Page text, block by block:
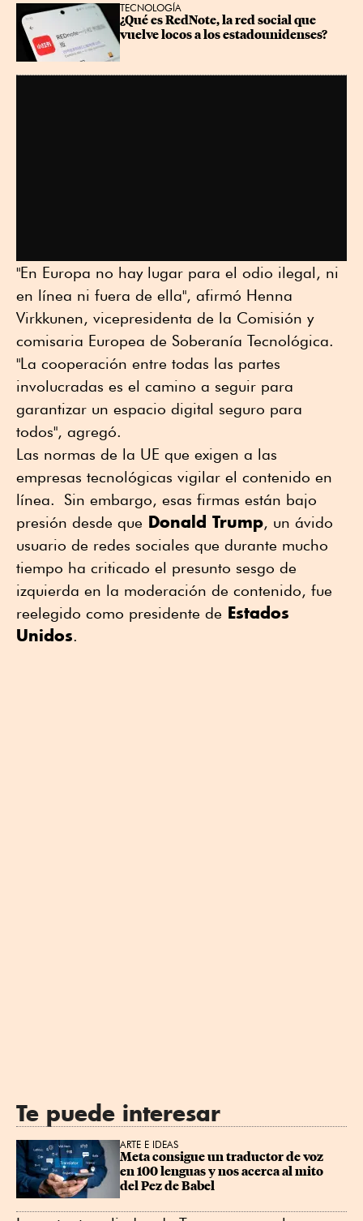
TECNOLOGÍA
¿Qué es RedNote, la red social que
vuelve locos a los estadounidenses?
"En Europa no hay lugar para el odio ilegal, ni
en línea ni fuera de ella", afirmó Henna
Virkkunen, vicepresidenta de la Comisión y
comisaria Europea de Soberanía Tecnológica.
"La cooperación entre todas las partes
involucradas es el camino a seguir para
garantizar un espacio digital seguro para
todos", agregó.
Las normas de la UE que exigen a las
empresas tecnológicas vigilar el contenido en
línea. Sin embargo, esas firmas están bajo
presión desde que Donald Trump, un ávido
usuario de redes sociales que durante mucho
tiempo ha criticado el presunto sesgo de
izquierda en la moderación de contenido, fue
reelegido como presidente de Estados
Unidos.
Te puede interesar
ARTE E IDEAS
Meta consigue un traductor de voz
en 100 lenguas y nos acerca al mito
del Pez de Babel